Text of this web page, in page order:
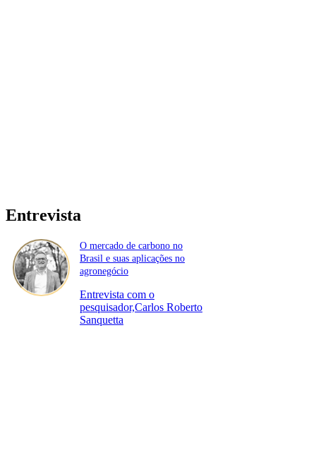
Entrevista
O mercado de carbono no
Brasil e suas aplicações no
agronegócio
Entrevista com o
pesquisador,Carlos Roberto
Sanquetta